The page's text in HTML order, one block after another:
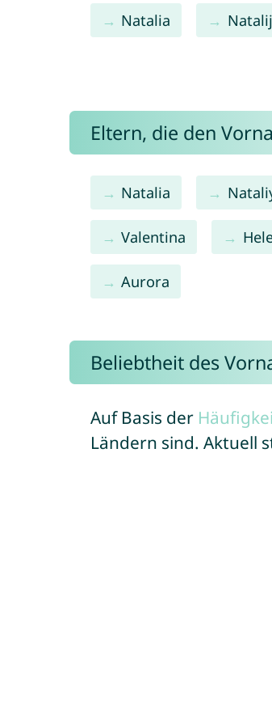
Natalia
Eltern, die den
Natalia
Valentina
Aurora
Beliebtheit des
Auf Basis der
Ländern sind. Aktuell